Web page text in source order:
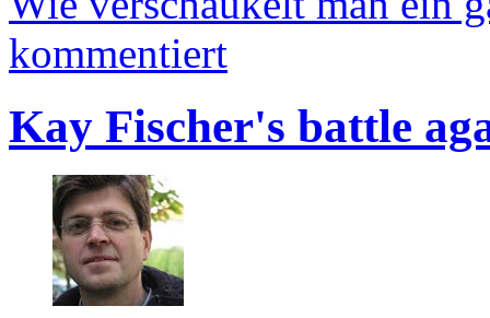
kommentiert
Kay Fischer's battle